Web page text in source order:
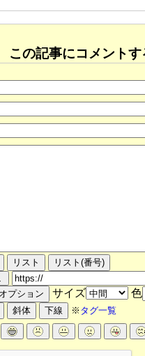
この記事にコメントす
サイズ 色
※ タグ一覧